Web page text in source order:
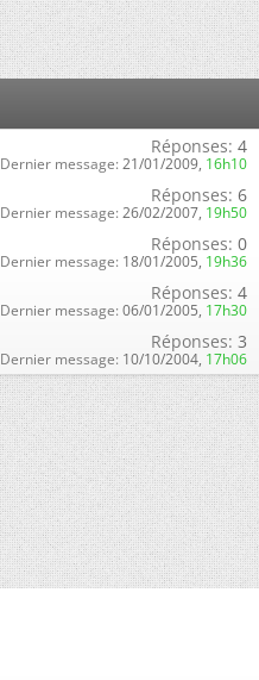
Réponses: 4
Dernier message: 21/01/2009, 16h10
Réponses: 6
Dernier message: 26/02/2007, 19h50
Réponses: 0
Dernier message: 18/01/2005, 19h36
Réponses: 4
Dernier message: 06/01/2005, 17h30
Réponses: 3
Dernier message: 10/10/2004, 17h06